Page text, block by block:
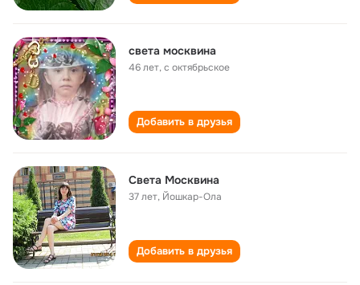
светa москвина
46 лет,с октябрьское
Добавить в друзья
Света Москвина
37 лет, Йошкар-Ола
Добавить в друзья